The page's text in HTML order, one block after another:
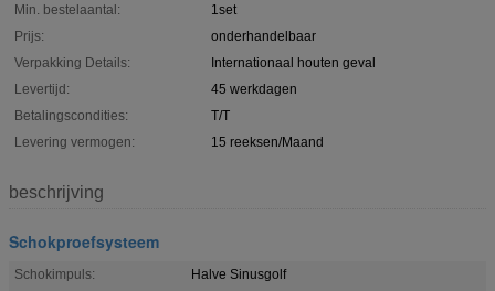
Min. bestelaantal:
1set
Prijs:
onderhandelbaar
Verpakking Details:
Internationaal houten geval
Levertijd:
45 werkdagen
Betalingscondities:
T/T
Levering vermogen:
15 reeksen/Maand
beschrijving
Schokproefsysteem
Schokimpuls:
Halve Sinusgolf